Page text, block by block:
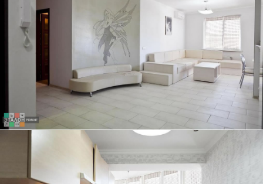
ТРЕХКОМНАТНАЯ КВАРТИРА, 84 КВ.М.
ЭКСКЛЮЗИВНЫЙ ДИЗАЙН-ПРОЕКТ ГОСТИНОЙ - НАША ГОРДОСТЬ